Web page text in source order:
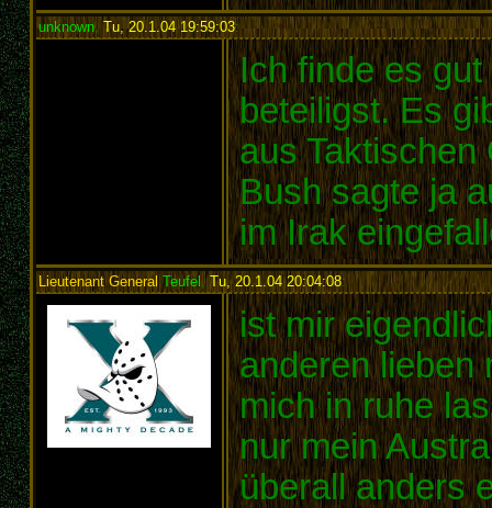
unknown, Tu, 20.1.04 19:59:03:
Ich finde es
beteiligst. Es
aus Taktischen
Bush sagte ja
im Irak
Lieutenant General Teufel , Tu, 20.1.04 20:04:08:
ist mir
anderen lieben
mich in ruhe
nur mein
überall anders